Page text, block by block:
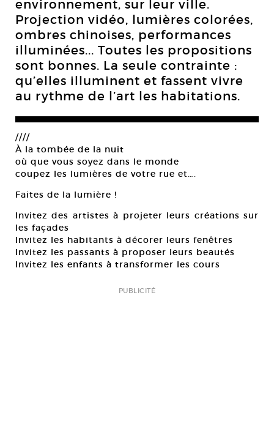
environnement, sur leur ville.
Projection vidéo, lumières colorées,
ombres chinoises, performances
illuminées... Toutes les propositions
sont bonnes. La seule contrainte :
qu’elles illuminent et fassent vivre
au rythme de l’art les habitations.
////
À la tombée de la nuit
où que vous soyez dans le monde
coupez les lumières de votre rue et….
Faites de la lumière !
Invitez des artistes à projeter leurs créations sur
les façades
Invitez les habitants à décorer leurs fenêtres
Invitez les passants à proposer leurs beautés
Invitez les enfants à transformer les cours
PUBLICITÉ